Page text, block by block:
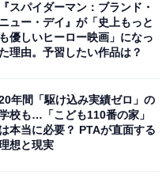
『スパイダーマン：ブランド・
ニュー・デイ』が「史上もっと
も優しいヒーロー映画」になっ
理由。予習したい作品は？
年間「駆け込み実績ゼロ」の
校も…「こども110番の家」
は本当に必要？ PTAが直面する
想と現実